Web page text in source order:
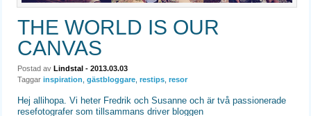
THE WORLD IS OUR
CANVAS
Postad avLindstal - 2013.03.03
Taggar inspiration ,gästbloggare ,restips ,resor
Hej allihopa. Vi heter Fredrik och Susanne och är två passionerade
resefotografer som tillsammans driver bloggen